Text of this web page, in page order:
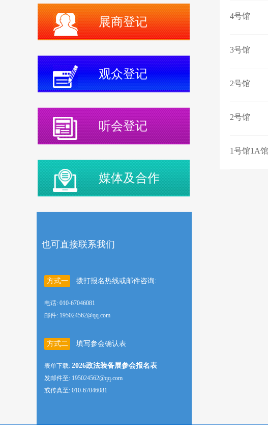
展商登记
观众登记
听会登记
媒体及合作
也可直接联系我们
方式一 拨打报名热线或邮件咨询:
电话: 010-67046081
邮件: 195024562@qq.com
方式二 填写参会确认表
表单下载: 2026政法装备展参会报名表
发邮件至: 195024562@qq.com
或传真至: 010-67046081
4号馆
3号馆
2号馆
2号馆
1号馆1A馆